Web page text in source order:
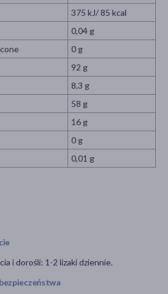
375 kJ/ 85 kcal
0,04 g
0 g
92 g
8,3 g
58 g
16 g
0 g
0,01 g
i dorośli: 1-2 lizaki dziennie.